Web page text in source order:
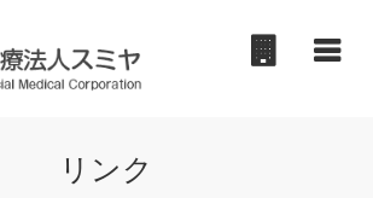
リンク